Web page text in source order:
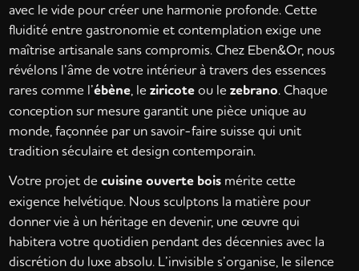
avec le vide pour créer une harmonie profonde. Cette
fluidité entre gastronomie et contemplation exige une
maîtrise artisanale sans compromis. Chez Eben&Or, nous
révélons l’âme de votre intérieur à travers des essences
rares comme l’ébène, leziricoteou lezebrano. Chaque
conception sur mesure garantit une pièce unique au
monde, façonnée par un savoir-faire suisse qui unit
tradition séculaire et design contemporain.
Votre projet decuisine ouverte bois mérite cette
exigence helvétique. Nous sculptons la matière pour
donner vie à un héritage en devenir, une œuvre qui
habitera votre quotidien pendant des décennies avec la
discrétion du luxe absolu. L’invisible s’organise, le silence